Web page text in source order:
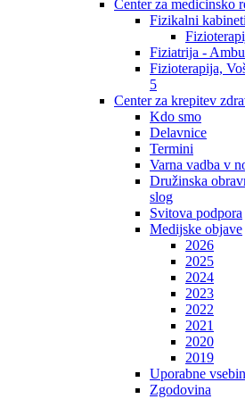
Center za medicinsko
Fizikalni
Fiziatrija -
Fizioterapija,
5
Center za krepitev
Kdo smo
Delavnice
Termini
Varna vadba v
Družinska
slog
Svitova podpora
Medijske objave
2026
2025
2024
2023
2022
2021
2020
2019
Uporabne
Zgodovina